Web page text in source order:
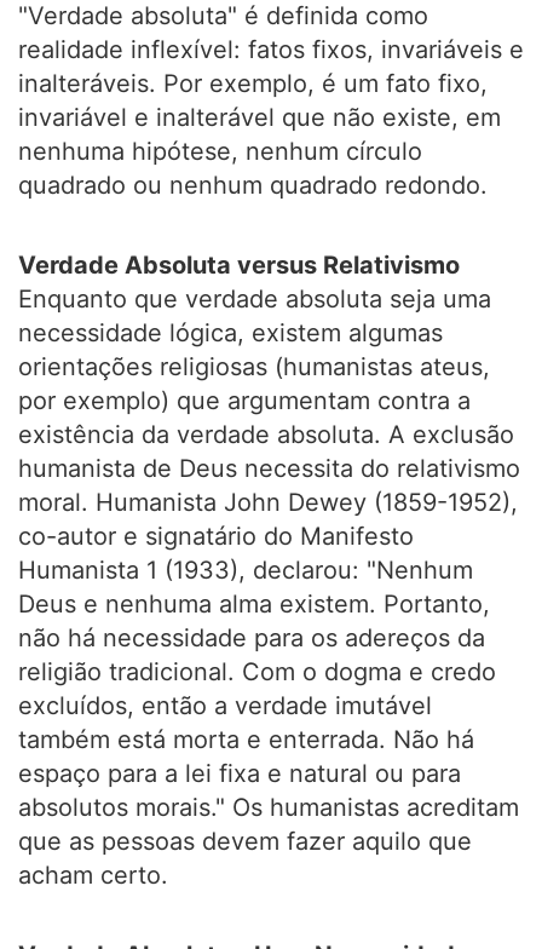
"Verdade absoluta" é definida como
realidade inflexível: fatos fixos, invariáveis e
inalteráveis. Por exemplo, é um fato fixo,
invariável e inalterável que não existe, em
nenhuma hipótese, nenhum círculo
quadrado ou nenhum quadrado redondo.
Verdade Absoluta versus Relativismo
Enquanto que verdade absoluta seja uma
necessidade lógica, existem algumas
orientações religiosas (humanistas ateus,
por exemplo) que argumentam contra a
existência da verdade absoluta. A exclusão
humanista de Deus necessita do relativismo
moral. Humanista John Dewey (1859-1952),
co-autor e signatário do Manifesto
Humanista 1 (1933), declarou: "Nenhum
Deus e nenhuma alma existem. Portanto,
não há necessidade para os adereços da
religião tradicional. Com o dogma e credo
excluídos, então a verdade imutável
também está morta e enterrada. Não há
espaço para a lei fixa e natural ou para
absolutos morais." Os humanistas acreditam
que as pessoas devem fazer aquilo que
acham certo.